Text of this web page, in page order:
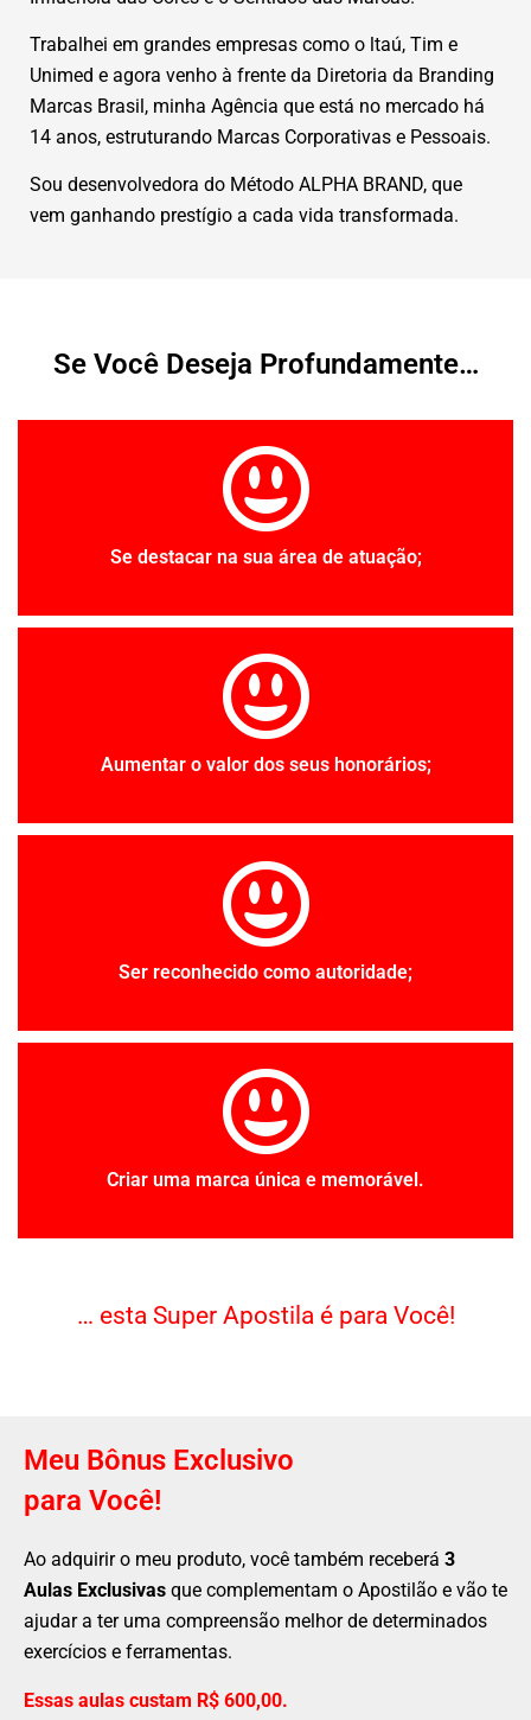
Trabalhei em grandes empresas como o ltaú, Tim e
Unimed e agora venho à frente da Diretoria da Branding
Marcas Brasil, minha Agência que está no mercado há
14 anos, estruturando Marcas Corporativas e Pessoais.
Sou desenvolvedora do Método ALPHA BRAND, que
vem ganhando prestígio a cada vida transformada.
Se Você Deseja Profundamente…
Se destacar na sua área de atuação;
Aumentar o valor dos seus honorários;
Ser reconhecido como autoridade;
Criar uma marca única e memorável.
… esta Super Apostila é para Você!
Meu Bônus Exclusivo
para Você!
Ao adquirir o meu produto, você também receberá 3
Aulas Exclusivas que complementam o Apostilão e vão te
ajudar a ter uma compreensão melhor de determinados
exercícios e ferramentas.
Essas aulas custam R$ 600,00.